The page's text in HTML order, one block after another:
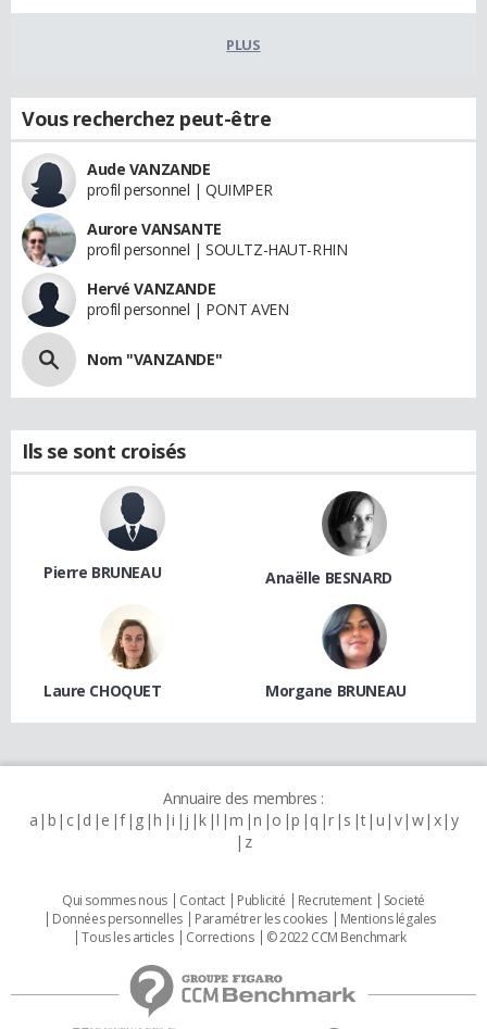
PLUS
Vous recherchez peut-être
Aude VANZANDE
profil personnel | QUIMPER
Aurore VANSANTE
profil personnel | SOULTZ-HAUT-RHIN
Hervé VANZANDE
profil personnel | PONT AVEN
Nom "VANZANDE"
Ils se sont croisés
Pierre BRUNEAU Anaëlle BESNARD
Laure CHOQUET Morgane BRUNEAU
Annuaire des membres :
a b c d e f g h i j k l m n o p q r s t u v w x y
z
Qui sommes nous Contact Publicité Recrutement
Societé
Données personnelles
Paramétrer les cookies
Mentions légales
Tous les articles
Corrections © 2022 CCM Benchmark